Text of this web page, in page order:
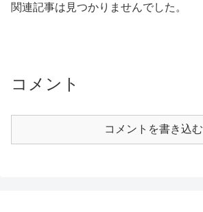
関連記事は見つかりませんでした。
コメント
コメントを書き込む